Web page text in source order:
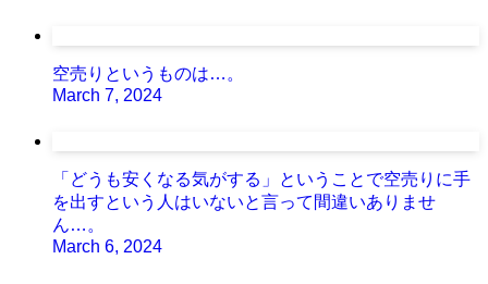
空売りというものは…。
March 7, 2024
「どうも安くなる気がする」ということで空売りに手
を出すという人はいないと言って間違いありませ
ん…。
March 6, 2024